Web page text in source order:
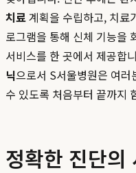
치료계획을 수립하고, 치료
로그램을 통해 신체 기능을
서비스를 한 곳에서 제공합
닉으로서 S서울병원은 여
수 있도록 처음부터 끝까지
정확한 진단의